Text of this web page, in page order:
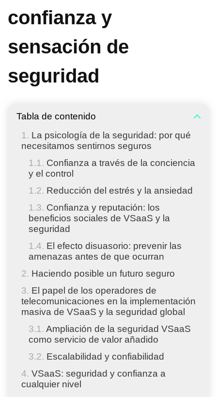
confianza y
sensación de
seguridad
Tabla de contenido
La psicología de la seguridad: por qué
necesitamos sentirnos seguros
Confianza a través de la conciencia
y el control
Reducción del estrés y la ansiedad
Confianza y reputación: los
beneficios sociales de VSaaS y la
seguridad
El efecto disuasorio: prevenir las
amenazas antes de que ocurran
Haciendo posible un futuro seguro
El papel de los operadores de
telecomunicaciones en la implementación
masiva de VSaaS y la seguridad global
Ampliación de la seguridad VSaaS
como servicio de valor añadido
Escalabilidad y confiabilidad
VSaaS: seguridad y confianza a
cualquier nivel